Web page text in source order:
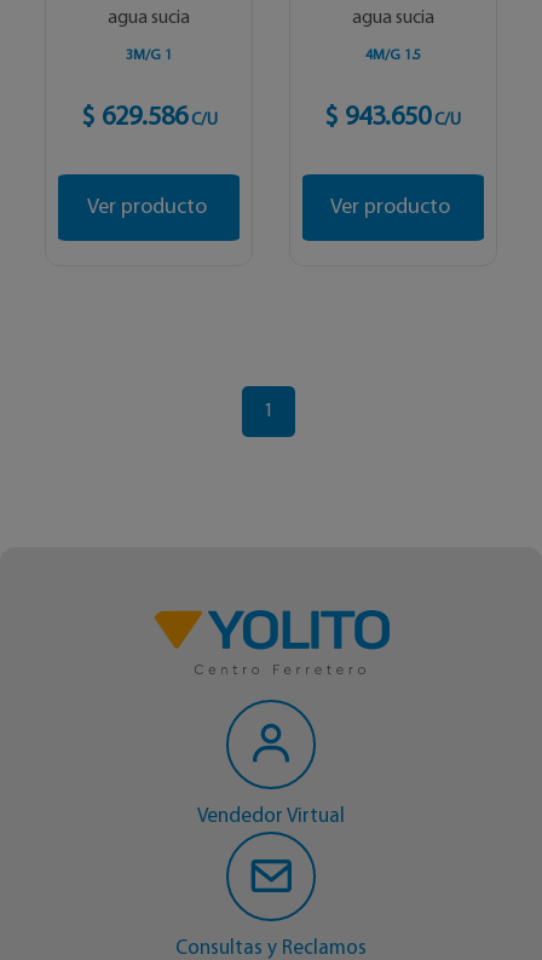
agua sucia
3M/G 1
$ 629.586 C/U
Ver producto
agua sucia
4M/G 1.5
$ 943.650 C/U
Ver producto
1
Vendedor Virtual
Consultas y Reclamos